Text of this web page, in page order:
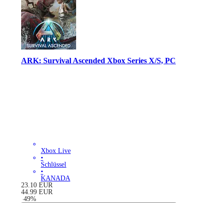
ARK: Survival Ascended Xbox Series X/S, PC
Xbox Live
•
Schlüssel
•
KANADA
23.10 EUR
44.99 EUR
-49%